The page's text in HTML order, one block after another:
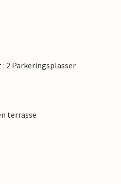
2 Parkeringsplasser
terrasse